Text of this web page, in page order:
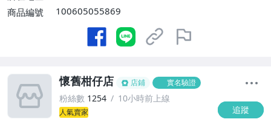
商品編號
100605055869
懷舊柑仔店 店鋪 實名驗證
粉絲數 1254 10小時前上線
人氣賣家 追蹤